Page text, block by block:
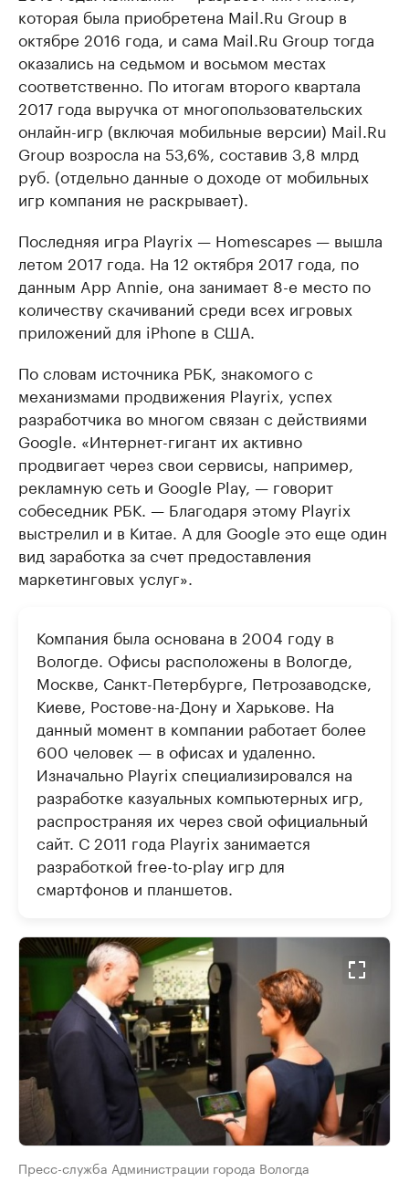
которая была приобретена Mail.Ru Group в
октябре 2016 года, и сама Mail.Ru Group тогда
оказались на седьмом и восьмом местах
соответственно. По итогам второго квартала
2017 года выручка от многопользовательских
онлайн-игр (включая мобильные версии) Mail.Ru
Group возросла на 53,6%, составив 3,8 млрд
руб. (отдельно данные о доходе от мобильных
игр компания не раскрывает).
Последняя игра Playrix — Homescapes — вышла
летом 2017 года. На 12 октября 2017 года, по
данным App Annie, она занимает 8-е место по
количеству скачиваний среди всех игровых
приложений для iPhone в США.
По словам источника РБК, знакомого с
механизмами продвижения Playrix, успех
разработчика во многом связан с действиями
Google. «Интернет-гигант их активно
продвигает через свои сервисы, например,
рекламную сеть и Google Play, — говорит
собеседник РБК. — Благодаря этому Playrix
выстрелил и в Китае. А для Google это еще один
вид заработка за счет предоставления
маркетинговых услуг».
Компания была основана в 2004 году в
Вологде. Офисы расположены в Вологде,
Москве, Санкт-Петербурге, Петрозаводске,
Киеве, Ростове-на-Дону и Харькове. На
данный момент в компании работает более
600 человек — в офисах и удаленно.
Изначально Playrix специализировался на
разработке казуальных компьютерных игр,
распространяя их через свой официальный
сайт. С 2011 года Playrix занимается
разработкой free-to-play игр для
смартфонов и планшетов.
Пресс-служба Администрации города Вологда